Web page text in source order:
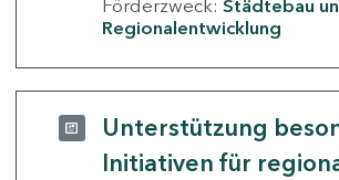
Förderzweck: Städtebau
Regionalentwicklung
Unterstützung
Initiativen für